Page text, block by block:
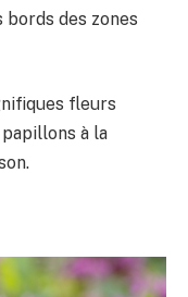
des zones
fleurs
à la